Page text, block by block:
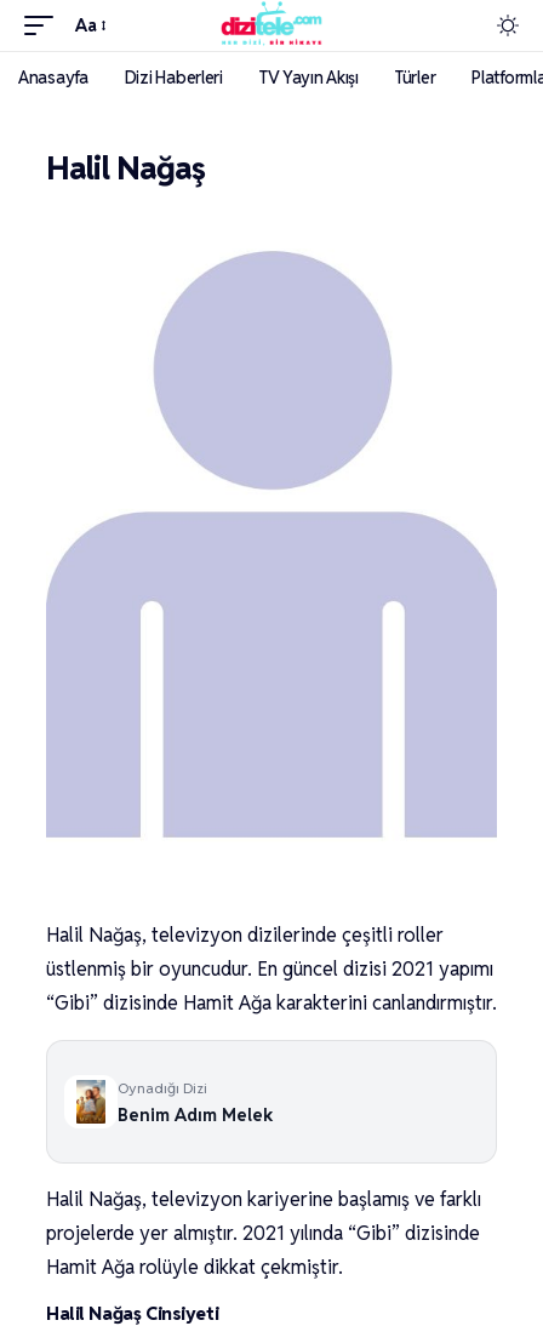
Aa
Anasayfa Dizi Haberleri TV Yayın Akışı Türler
Halil Nağaş
Halil Nağaş, televizyon dizilerinde çeşitli roller
üstlenmiş bir oyuncudur. En güncel dizisi 2021 yapımı
“Gibi” dizisinde Hamit Ağa karakterini canlandırmıştır.
Oynadığı Dizi
Benim Adım Melek
Halil Nağaş, televizyon kariyerine başlamış ve farklı
projelerde yer almıştır. 2021 yılında “Gibi” dizisinde
Hamit Ağa rolüyle dikkat çekmiştir.
Halil Nağaş Cinsiyeti